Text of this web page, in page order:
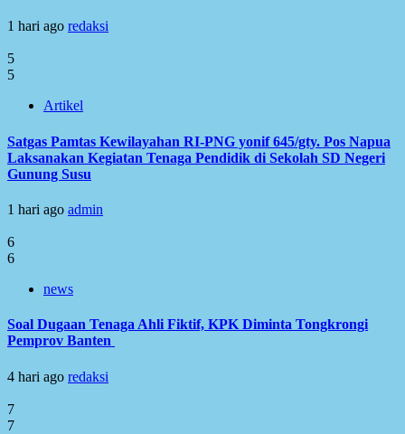
1 hari ago redaksi
5
5
Artikel
Satgas Pamtas Kewilayahan RI-PNG yonif 645/gty. Pos Napua
Laksanakan Kegiatan Tenaga Pendidik di Sekolah SD Negeri
Gunung Susu
1 hari ago admin
6
6
news
Soal Dugaan Tenaga Ahli Fiktif, KPK Diminta Tongkrongi
Pemprov Banten
4 hari ago redaksi
7
7